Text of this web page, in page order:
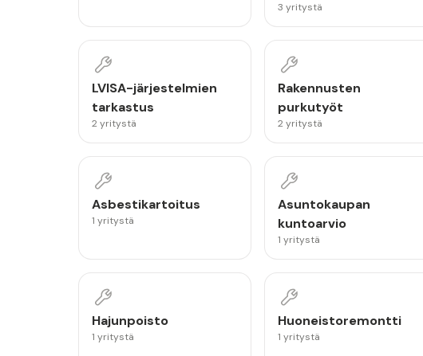
3 yritystä
LVISA-järjestelmien
tarkastus
2 yritystä
Rakennusten
purkutyöt
2 yritystä
Asbestikartoitus
1 yritystä
Asuntokaupan
kuntoarvio
1 yritystä
Hajunpoisto
1 yritystä
Huoneistoremontti
1 yritystä